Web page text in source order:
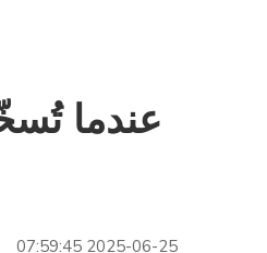
الدعم والخدماتعندما
2025-06-25 07:59:45